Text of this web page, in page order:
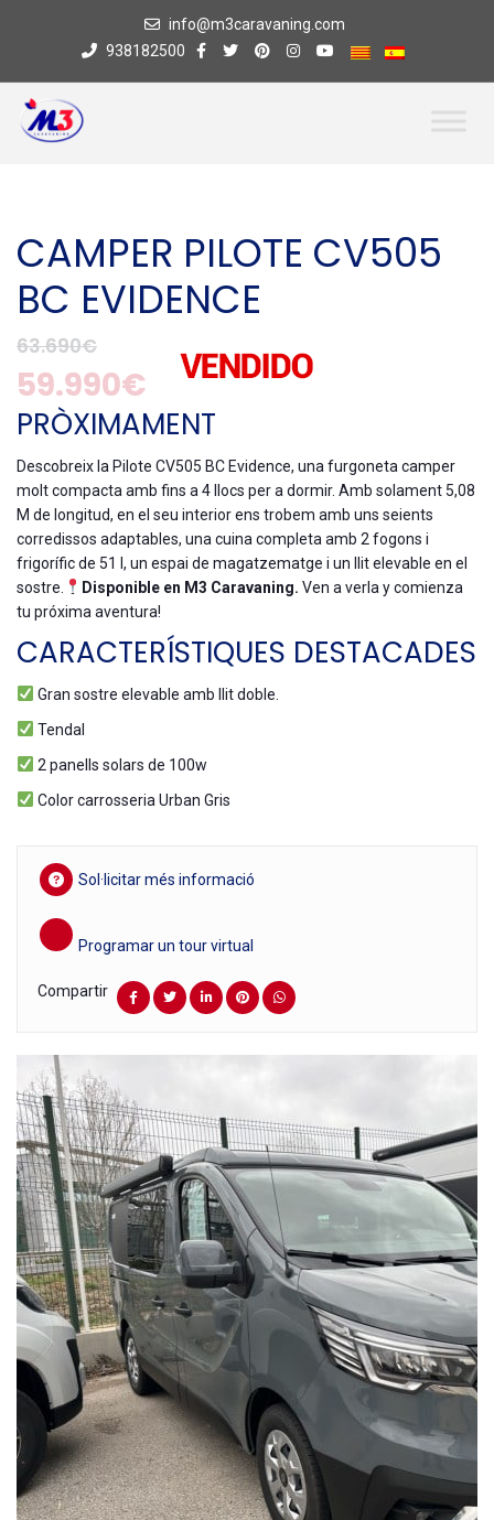
info@m3caravaning.com
938182500
CAMPER PILOTE CV505
BC EVIDENCE
63.690€
59.990€
PRÒXIMAMENT
Descobreix la Pilote CV505 BC Evidence, una furgoneta camper
molt compacta amb fins a 4 llocs per a dormir. Amb solament 5,08
M de longitud, en el seu interior ens trobem amb uns seients
corredissos adaptables, una cuina completa amb 2 fogons i
frigorífic de 51 l, un espai de magatzematge i un llit elevable en el
sostre.
Disponible en M3 Caravaning. Ven a verla y comienza
tu próxima aventura!
CARACTERÍSTIQUES DESTACADES
Gran sostre elevable amb llit doble.
Tendal
2 panells solars de 100w
Color carrosseria Urban Gris
Sol·licitar més informació
Programar un tour virtual
Compartir